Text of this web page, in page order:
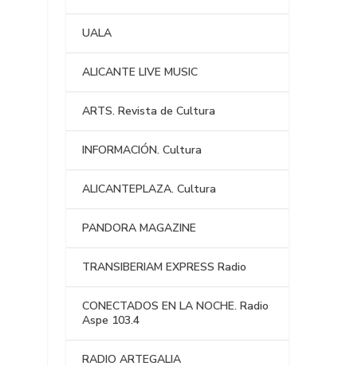
UALA
ALICANTE LIVE MUSIC
ARTS. Revista de Cultura
INFORMACIÓN. Cultura
ALICANTEPLAZA. Cultura
PANDORA MAGAZINE
TRANSIBERIAM EXPRESS Radio
CONECTADOS EN LA NOCHE. Radio
Aspe 103.4
RADIO ARTEGALIA